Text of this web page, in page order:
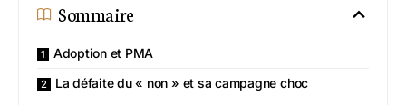
Sommaire
Adoption et PMA
La défaite du « non » et sa campagne choc